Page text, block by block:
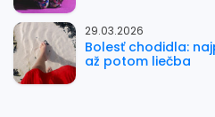
29.03.2026
Bolesť chodidla:
až potom liečba